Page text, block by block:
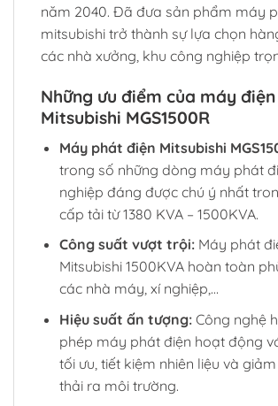
năm 2040. Đã đưa sản phẩm máy
mitsubishi trở thành sự lựa chọn
các nhà xưởng, khu công nghiệp
Những ưu điểm của máy điện
Mitsubishi MGS1500R
Máy phát điện Mitsubishi
trong số những dòng máy phát
nghiệp đáng được chú ý nhất
cấp tải từ 1380 KVA – 1500KVA.
Công suất vượt trội:Máy phát
Mitsubishi 1500KVA hoàn toàn
các nhà máy, xí nghiệp,…
Hiệu suất ấn tượng:Công nghệ
phép máy phát điện hoạt động
tối ưu, tiết kiệm nhiên liệu và
thải ra môi trường.